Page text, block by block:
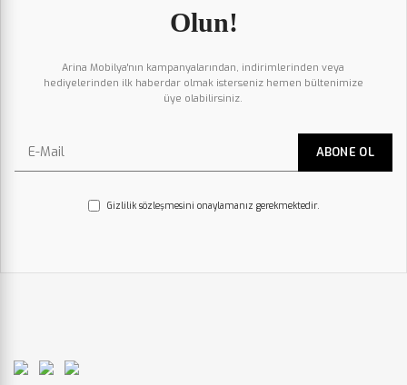
Olun!
Arina Mobilya'nın kampanyalarından, indirimlerinden veya
hediyelerinden ilk haberdar olmak isterseniz hemen bültenimize
üye olabilirsiniz.
Gizlilik sözleşmesini onaylamanız gerekmektedir.